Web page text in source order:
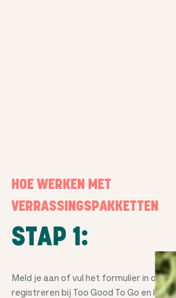
HOE WERKEN MET
VERRASSINGSPAKKETTEN
STAP 1:
Meld je aan of vul het formulier in om
registreren bij Too Good To Go en